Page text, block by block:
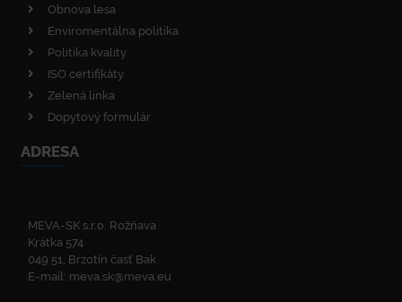
Obnova lesa
Enviromentálna politika
Politika kvality
ISO certifikáty
Zelená linka
Dopytový formulár
ADRESA
MEVA-SK s.r.o. Rožňava
Krátka 574
049 51, Brzotín časť Bak
E-mail: meva.sk@meva.eu